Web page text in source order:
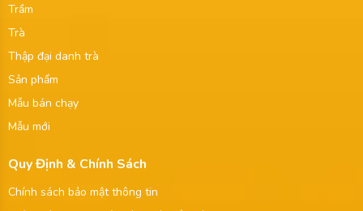
Trầm
Trà
Thập đại danh trà
Sản phẩm
Mẫu bán chạy
Mẫu mới
Quy Định & Chính Sách
Chính sách bảo mật thông tin